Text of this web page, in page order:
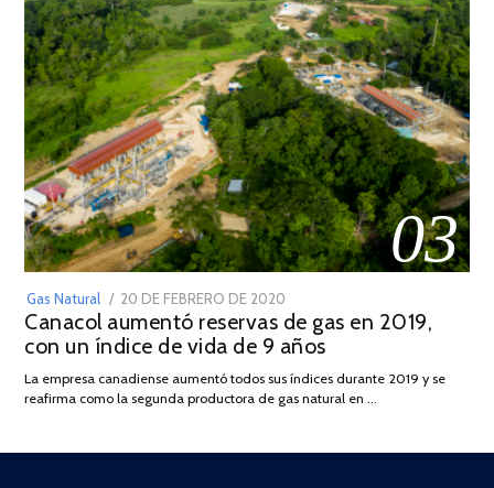
03
Gas Natural
POSTED
ON
20 DE FEBRERO DE 2020
DE
JULIO
2025
Canacol aumentó reservas de gas en 2019,
con un índice de vida de 9 años
La empresa canadiense aumentó todos sus índices durante 2019 y se
reafirma como la segunda productora de gas natural en …